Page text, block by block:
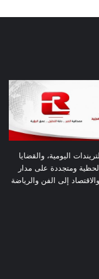
اليومية، والقضايا
ومتجددة على مدار
إلى الفن والرياضة